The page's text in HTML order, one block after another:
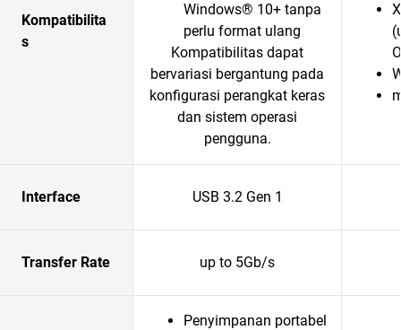
Kompatibilita
s
Windows® 10+ tanpa
perlu format ulang
Kompatibilitas dapat
bervariasi bergantung pada
konfigurasi perangkat keras
dan sistem operasi
pengguna.
Interface USB 3.2 Gen 1
Transfer Rate up to 5Gb/s
Penyimpanan portabel